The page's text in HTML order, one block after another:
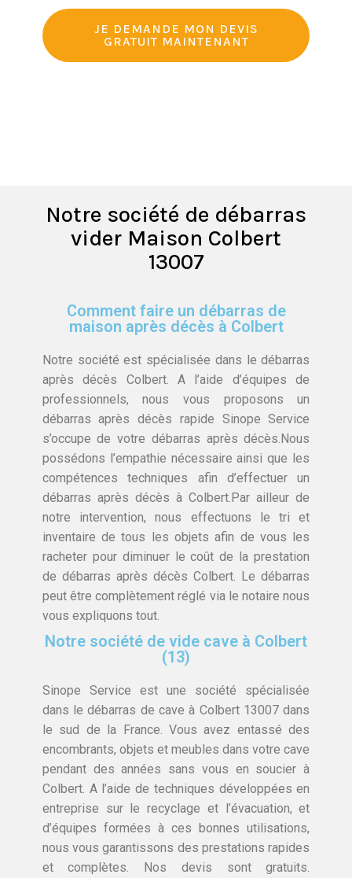
JE DEMANDE MON DEVIS
GRATUIT MAINTENANT
Notre société de débarras
vider Maison Colbert
13007
Comment faire un débarras de
maison après décès à Colbert
Notre société est spécialisée dans le débarras
après décès Colbert. A l’aide d’équipes de
professionnels, nous vous proposons un
débarras après décès rapide Sinope Service
s’occupe de votre débarras après décès.Nous
possédons l’empathie nécessaire ainsi que les
compétences techniques afin d’effectuer un
débarras après décès à Colbert.Par ailleur de
notre intervention, nous effectuons le tri et
inventaire de tous les objets afin de vous les
racheter pour diminuer le coût de la prestation
de débarras après décès Colbert. Le débarras
peut être complètement réglé via le notaire nous
vous expliquons tout.
Notre société de vide cave à Colbert
(13)
Sinope Service est une société spécialisée
dans le débarras de cave à Colbert 13007 dans
le sud de la France. Vous avez entassé des
encombrants, objets et meubles dans votre cave
pendant des années sans vous en soucier à
Colbert. A l’aide de techniques développées en
entreprise sur le recyclage et l’évacuation, et
d’équipes formées à ces bonnes utilisations,
nous vous garantissons des prestations rapides
et complètes. Nos devis sont gratuits.